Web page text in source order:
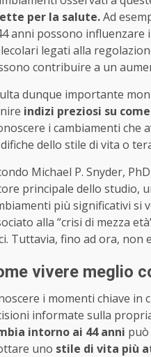
per la salute.Ad
anni possono influenzare
legati alla
contribuire a un
dunque importante
indizi preziosi su
i cambiamenti che
dello stile di vita o
Michael P. Snyder,
principale dello studio,
più significativi si
alla “crisi di mezza
Tuttavia, fino ad ora, non
vivere meglio
i momenti chiave in
informate sulla
intorno ai 44 anni
uno stile di vita più